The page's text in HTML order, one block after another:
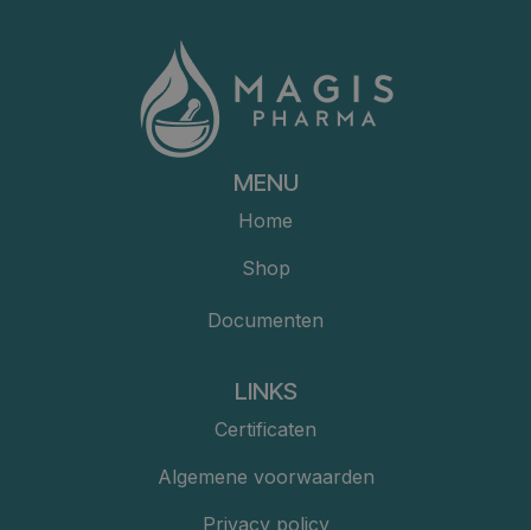
MENU
Home
Shop
Documenten
LINKS
Certificaten
Algemene voorwaarden
Privacy policy